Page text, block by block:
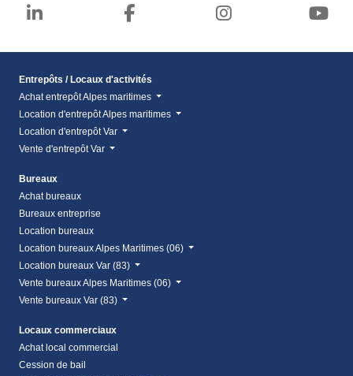
Entrepôts / Locaux d'activités
Achat entrepôt Alpes maritimes
Location d'entrepôt Alpes maritimes
Location d'entrepôt Var
Vente d'entrepôt Var
Bureaux
Achat bureaux
Bureaux entreprise
Location bureaux
Location bureaux Alpes Maritimes (06)
Location bureaux Var (83)
Vente bureaux Alpes Maritimes (06)
Vente bureaux Var (83)
Locaux commerciaux
Achat local commercial
Cession de bail